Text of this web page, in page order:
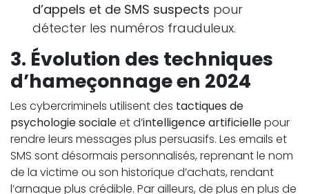
d’appels et de SMS suspects pour
détecter les numéros frauduleux.
3. Évolution des techniques
d’hameçonnage en 2024
Les cybercriminels utilisent des tactiques de
psychologie socialeet d’intelligence artificiellepour
rendre leurs messages plus persuasifs. Les emails et
SMS sont désormais personnalisés, reprenant le nom
de la victime ou son historique d’achats, rendant
l’arnaque plus crédible. Par ailleurs, de plus en plus de